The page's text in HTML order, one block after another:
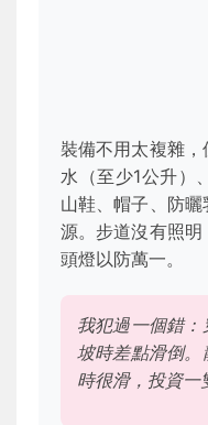
裝備不用太複雜，
水（至少1公升）
山鞋、帽子、防
源。步道沒有照
頭燈以防萬一。
我犯過一個錯
坡時差點滑倒
時很滑，投資一